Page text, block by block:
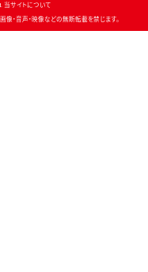
当サイトについて
・音声・映像などの無断転載を禁じます。